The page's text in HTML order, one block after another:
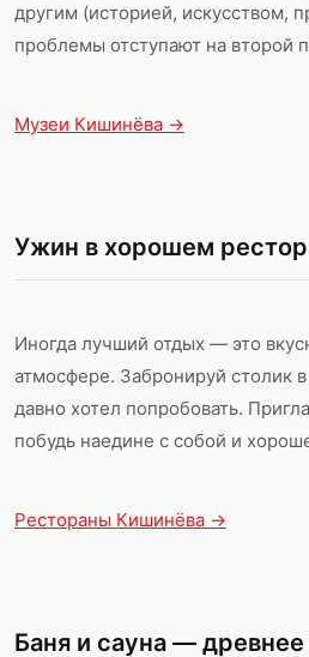
другим (историей, искусством,
проблемы отступают на второй
Музеи Кишинёва →
Ужин в хорошем
Иногда лучший отдых — это
атмосфере. Забронируй столик
давно хотел попробовать.
побудь наедине с собой и
Рестораны Кишинёва →
Баня и сауна — древнее